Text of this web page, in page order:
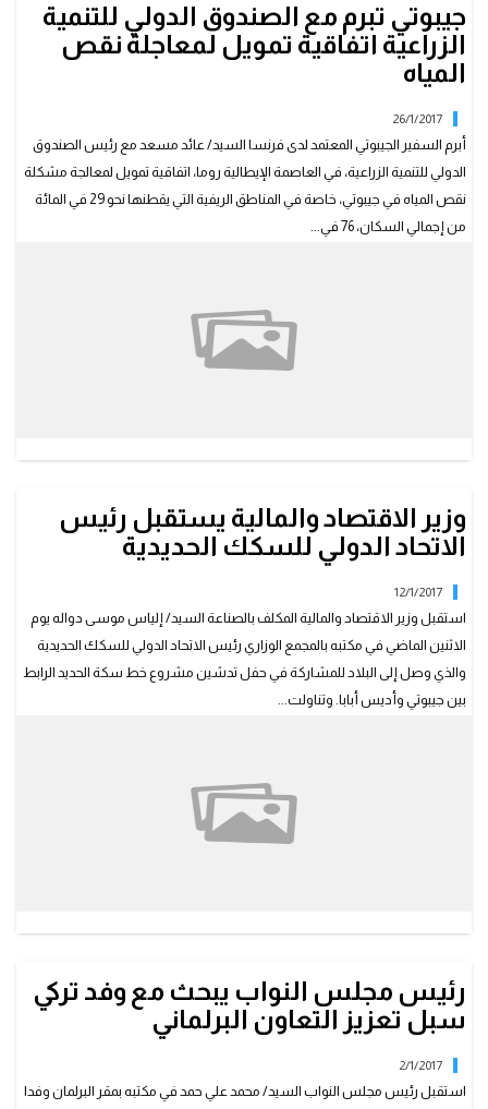
جيبوتي تبرم مع الصندوق الدولي للتنمية
الزراعية اتفاقية تمويل لمعاجلة نقص
المياه
26/1/2017
أبرم السفير الجيبوتي المعتمد لدى فرنسا السيد/ عائد مسعد مع رئيس الصندوق
الدولي للتنمية الزراعية، في العاصمة الإيطالية روما، اتفاقية تمويل لمعالجة مشكلة
نقص المياه في جيبوتي، خاصة في المناطق الريفية التي يقطنها نحو 29 في المائة
من إجمالي السكان، 76 في...
وزير الاقتصاد والمالية يستقبل رئيس
الاتحاد الدولي للسكك الحديدية
12/1/2017
استقبل وزير الاقتصاد والمالية المكلف بالصناعة السيد/ إلياس موسى دواله يوم
الاثنين الماضي في مكتبه بالمجمع الوزاري رئيس الاتحاد الدولي للسكك الحديدية
والذي وصل إلى البلاد للمشاركة في حفل تدشين مشروع خط سكة الحديد الرابط
بين جيبوتي وأديس أبابا. وتناولت...
رئيس مجلس النواب يبحث مع وفد تركي
سبل تعزيز التعاون البرلماني
2/1/2017
استقبل رئيس مجلس النواب السيد/ محمد علي حمد في مكتبه بمقر البرلمان وفدا